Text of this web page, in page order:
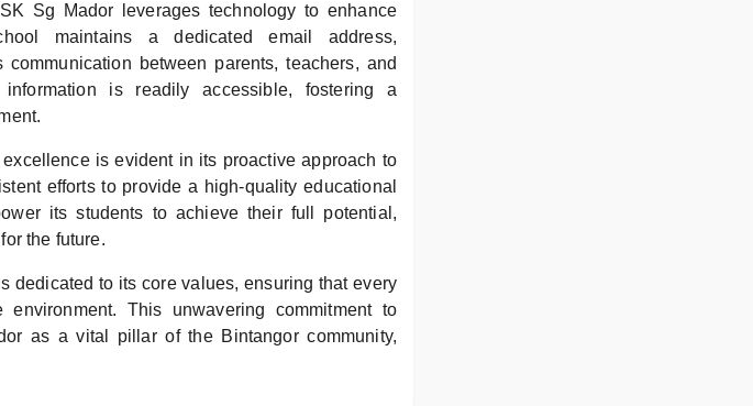
Sg Mador leverages technology to enhance
maintains a dedicated email address,
communication between parents, teachers, and
is readily accessible, fostering a
is evident in its proactive approach to
efforts to provide a high-quality educational
its students to achieve their full potential,
the future.
dedicated to its core values, ensuring that every
This unwavering commitment to
as a vital pillar of the Bintangor community,